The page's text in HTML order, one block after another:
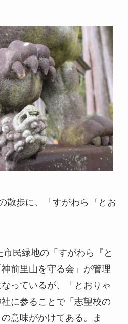
散歩に、「すがわら『とお
民緑地の「すがわら『と
前里山を守る会」が管理
っているが、「とおりゃ
に参ることで「志望校の
意味がかけてある。ま